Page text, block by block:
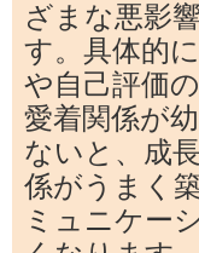
ざまな悪影
す。具体的
や自己評価
愛着関係が
ないと、成
係がうまく
ミュニケー